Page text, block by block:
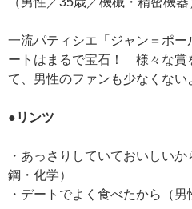
一流パティシエ「ジャン＝ポ
ートはまるで宝石！ 様々な賞
て、男性のファンも少なくない
●リンツ
・あっさりしていておいしい
鋼・化学）
・デートでよく食べたから（男